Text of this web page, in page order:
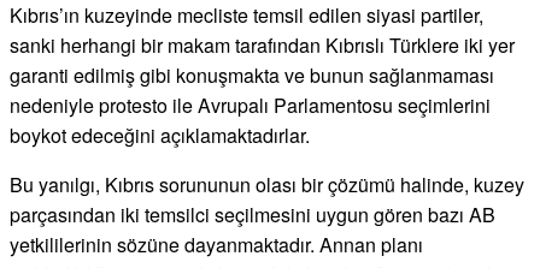
Kıbrıs’ın kuzeyinde mecliste temsil edilen siyasi partiler,
sanki herhangi bir makam tarafından Kıbrıslı Türklere iki yer
garanti edilmiş gibi konuşmakta ve bunun sağlanmaması
nedeniyle protesto ile Avrupalı Parlamentosu seçimlerini
boykot edeceğini açıklamaktadırlar.
Bu yanılgı, Kıbrıs sorununun olası bir çözümü halinde, kuzey
parçasından iki temsilci seçilmesini uygun gören bazı AB
yetkililerinin sözüne dayanmaktadır. Annan planı